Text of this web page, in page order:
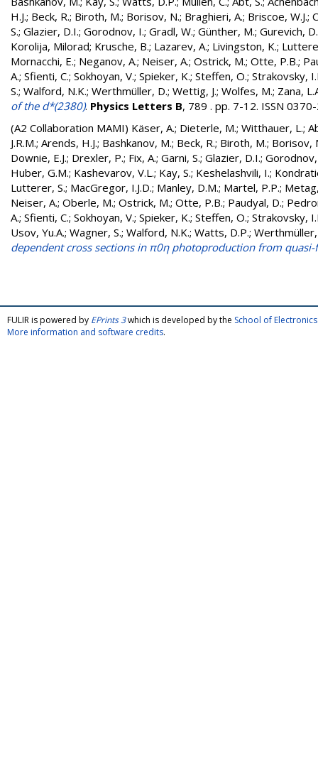
H.J.; Beck, R.; Biroth, M.; Borisov, N.; Braghieri, A.; Briscoe, W.J.;
S.; Glazier, D.I.; Gorodnov, I.; Gradl, W.; Günther, M.; Gurevich, D.
Korolija, Milorad; Krusche, B.; Lazarev, A.; Livingston, K.;
Mornacchi, E.; Neganov, A.; Neiser, A.; Ostrick, M.; Otte, P.B.;
A.; Sfienti, C.; Sokhoyan, V.; Spieker, K.; Steffen, O.; Strakovsky,
S.; Walford, N.K.; Werthmüller, D.; Wettig, J.; Wolfes, M.; Zana,
of the d*(2380). Physics Letters B, 789 . pp. 7-12. ISSN
(A2 Collaboration MAMI) Käser, A.; Dieterle, M.; Witthauer, L.;
J.R.M.; Arends, H.J.; Bashkanov, M.; Beck, R.; Biroth, M.; Borisov,
Downie, E.J.; Drexler, P.; Fix, A.; Garni, S.; Glazier, D.I.;
Huber, G.M.; Kashevarov, V.L.; Kay, S.; Keshelashvili, I.;
Lutterer, S.; MacGregor, I.J.D.; Manley, D.M.; Martel, P.P.;
Neiser, A.; Oberle, M.; Ostrick, M.; Otte, P.B.; Paudyal, D.;
A.; Sfienti, C.; Sokhoyan, V.; Spieker, K.; Steffen, O.; Strakovsky,
Usov, Yu.A.; Wagner, S.; Walford, N.K.; Watts, D.P.;
dependent cross sections in π0η photoproduction from quasi-
FULIR is powered by EPrints 3which is developed by the School of
More information and software credits.